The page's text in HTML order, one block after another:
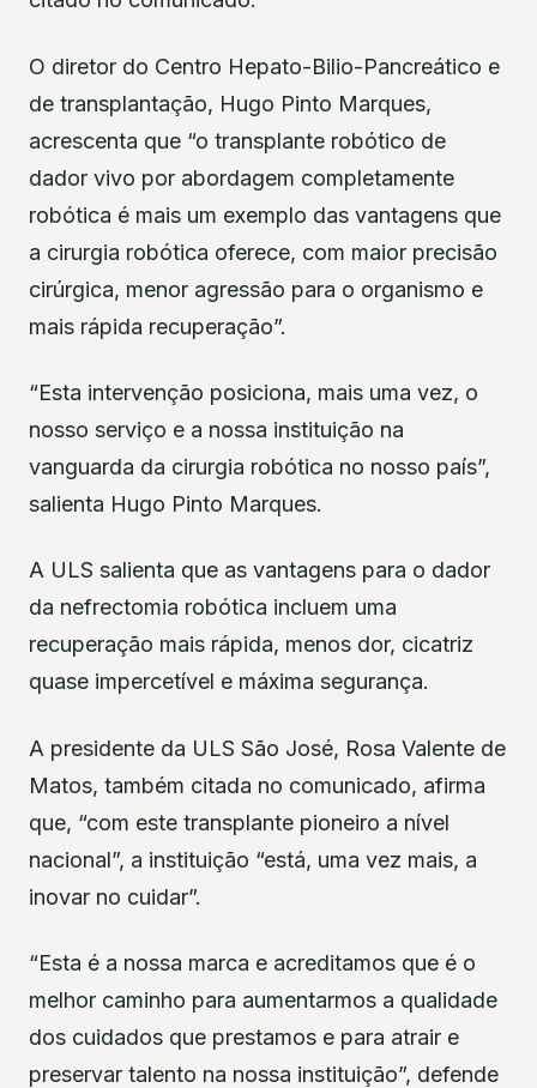
O diretor do Centro Hepato-Bilio-Pancreático e
de transplantação, Hugo Pinto Marques,
acrescenta que “o transplante robótico de
dador vivo por abordagem completamente
robótica é mais um exemplo das vantagens que
a cirurgia robótica oferece, com maior precisão
cirúrgica, menor agressão para o organismo e
mais rápida recuperação”.
“Esta intervenção posiciona, mais uma vez, o
nosso serviço e a nossa instituição na
vanguarda da cirurgia robótica no nosso país”,
salienta Hugo Pinto Marques.
A ULS salienta que as vantagens para o dador
da nefrectomia robótica incluem uma
recuperação mais rápida, menos dor, cicatriz
quase impercetível e máxima segurança.
A presidente da ULS São José, Rosa Valente de
Matos, também citada no comunicado, afirma
que, “com este transplante pioneiro a nível
nacional”, a instituição “está, uma vez mais, a
inovar no cuidar”.
“Esta é a nossa marca e acreditamos que é o
melhor caminho para aumentarmos a qualidade
dos cuidados que prestamos e para atrair e
preservar talento na nossa instituição”, defende